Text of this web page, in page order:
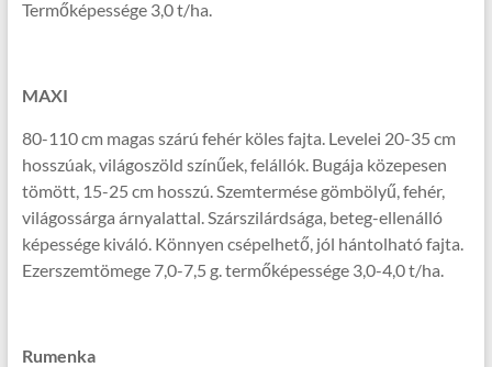
Termőképessége 3,0 t/ha.
MAXI
80-110 cm magas szárú fehér köles fajta. Levelei 20-35 cm
hosszúak, világoszöld színűek, felállók. Bugája közepesen
tömött, 15-25 cm hosszú. Szemtermése gömbölyű, fehér,
világossárga árnyalattal. Szárszilárdsága, beteg-ellenálló
képessége kiváló. Könnyen csépelhető, jól hántolható fajta.
Ezerszemtömege 7,0-7,5 g. termőképessége 3,0-4,0 t/ha.
Rumenka